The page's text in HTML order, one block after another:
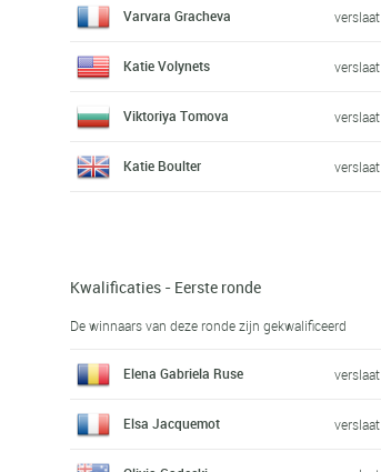
Varvara Gracheva verslaat
Katie Volynets verslaat
Viktoriya Tomova verslaat
Katie Boulter verslaat
Kwalificaties - Eerste ronde
De winnaars van deze ronde zijn gekwalificeerd
Elena Gabriela Ruse verslaat
Elsa Jacquemot verslaat